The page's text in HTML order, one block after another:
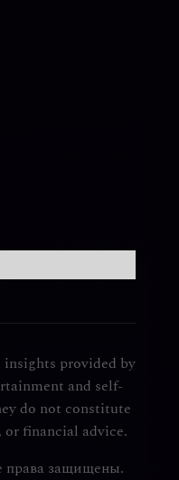
provided by
and self-
do not constitute
financial advice.
права защищены.